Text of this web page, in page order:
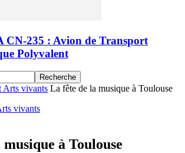
CN-235 : Avion de Transport
Polyvalent
Arts vivants La fête de la musique à Toulouse
vivants
à Toulouse